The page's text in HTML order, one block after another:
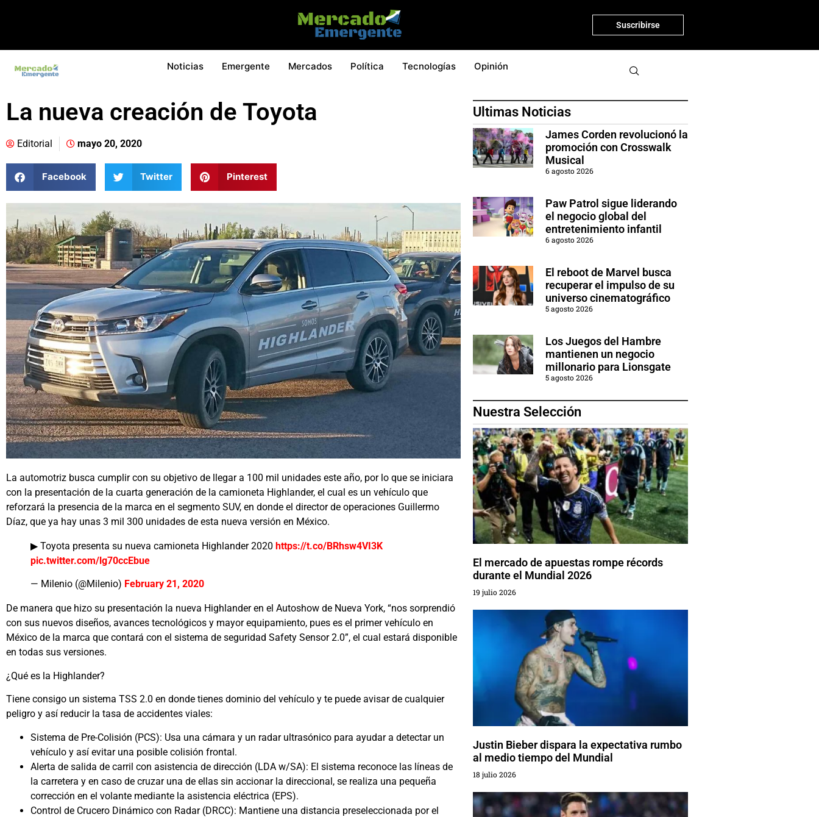
Suscribirse
Noticias Emergente Mercados Política Tecnologías Opinión
La nueva creación de Toyota
Editorial mayo 20, 2020
Facebook Twitter Pinterest
La automotriz busca cumplir con su objetivo de llegar a 100 mil unidades este año, por lo que se iniciara
con la presentación de la cuarta generación de la camioneta Highlander, el cual es un vehículo que
reforzará la presencia de la marca en el segmento SUV, en donde el director de operaciones Guillermo
Díaz, que ya hay unas 3 mil 300 unidades de esta nueva versión en México.
▶ Toyota presenta su nueva camioneta Highlander 2020 https://t.co/BRhsw4VI3K
pic.twitter.com/lg70ccEbue
— Milenio (@Milenio) February 21, 2020
De manera que hizo su presentación la nueva Highlander en el Autoshow de Nueva York, “nos sorprendió
con sus nuevos diseños, avances tecnológicos y mayor equipamiento, pues es el primer vehículo en
México de la marca que contará con el sistema de seguridad Safety Sensor 2.0”, el cual estará disponible
en todas sus versiones.
¿Qué es la Highlander?
Tiene consigo un sistema TSS 2.0 en donde tienes dominio del vehículo y te puede avisar de cualquier
peligro y así reducir la tasa de accidentes viales:
Sistema de Pre-Colisión (PCS): Usa una cámara y un radar ultrasónico para ayudar a detectar un
vehículo y así evitar una posible colisión frontal.
Alerta de salida de carril con asistencia de dirección (LDA w/SA): El sistema reconoce las líneas de
la carretera y en caso de cruzar una de ellas sin accionar la direccional, se realiza una pequeña
corrección en el volante mediante la asistencia eléctrica (EPS).
Control de Crucero Dinámico con Radar (DRCC): Mantiene una distancia preseleccionada por el
Ultimas Noticias
James Corden revolucionó la
promoción con Crosswalk
Musical
6 agosto 2026
Paw Patrol sigue liderando
el negocio global del
entretenimiento infantil
6 agosto 2026
El reboot de Marvel busca
recuperar el impulso de su
universo cinematográfico
5 agosto 2026
Los Juegos del Hambre
mantienen un negocio
millonario para Lionsgate
5 agosto 2026
Nuestra Selección
El mercado de apuestas rompe récords
durante el Mundial 2026
19 julio 2026
Justin Bieber dispara la expectativa rumbo
al medio tiempo del Mundial
18 julio 2026